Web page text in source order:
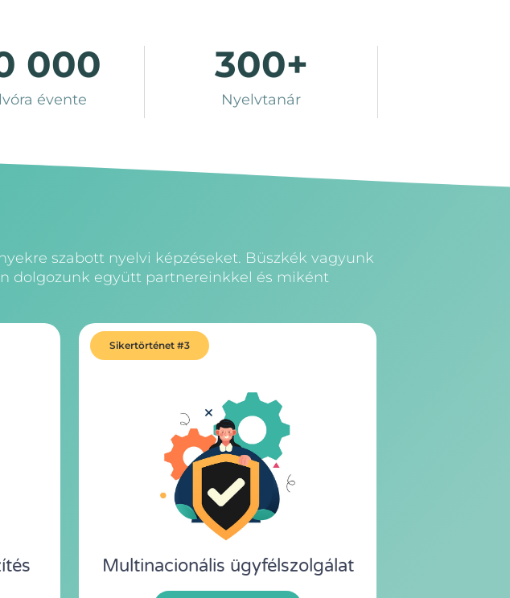
évente
000
Nyelvtanár
300+
szabott nyelvi képzéseket. Büszkék vagyunk
dolgozunk együtt partnereinkkel és miként
Sikertörténet #3
Multinacionális ügyfélszolgálat